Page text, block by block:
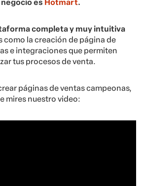
es Hotmart.
completa y muy intuitiva
como la creación de página de
e integraciones que permiten
tus procesos de venta.
páginas de ventas campeonas,
mires nuestro video: